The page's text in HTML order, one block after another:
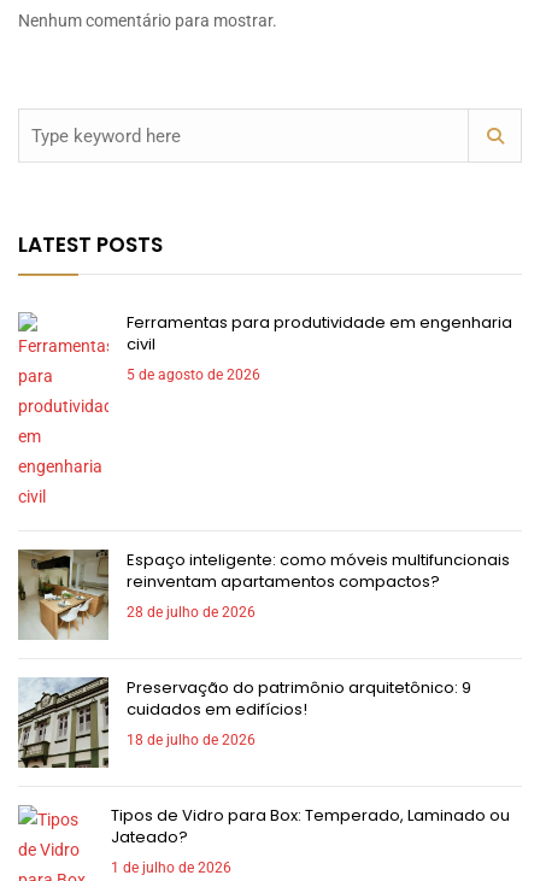
Nenhum comentário para mostrar.
LATEST POSTS
Ferramentas para produtividade em engenharia
civil
5 de agosto de 2026
Espaço inteligente: como móveis multifuncionais
reinventam apartamentos compactos?
28 de julho de 2026
Preservação do patrimônio arquitetônico: 9
cuidados em edifícios!
18 de julho de 2026
Tipos de Vidro para Box: Temperado, Laminado ou
Jateado?
1 de julho de 2026